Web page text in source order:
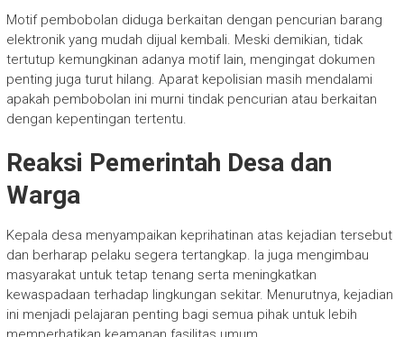
Motif pembobolan diduga berkaitan dengan pencurian barang
elektronik yang mudah dijual kembali. Meski demikian, tidak
tertutup kemungkinan adanya motif lain, mengingat dokumen
penting juga turut hilang. Aparat kepolisian masih mendalami
apakah pembobolan ini murni tindak pencurian atau berkaitan
dengan kepentingan tertentu.
Reaksi Pemerintah Desa dan
Warga
Kepala desa menyampaikan keprihatinan atas kejadian tersebut
dan berharap pelaku segera tertangkap. Ia juga mengimbau
masyarakat untuk tetap tenang serta meningkatkan
kewaspadaan terhadap lingkungan sekitar. Menurutnya, kejadian
ini menjadi pelajaran penting bagi semua pihak untuk lebih